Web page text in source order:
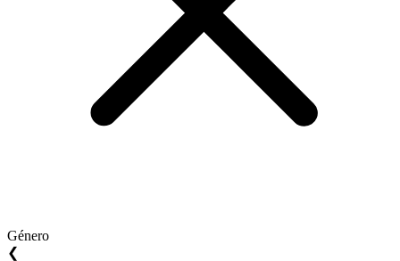
Género
❮